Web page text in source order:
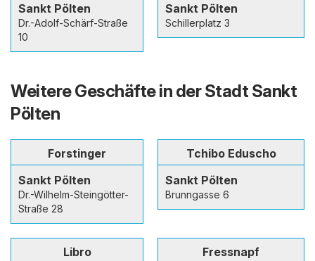
Sankt Pölten
Dr.-Adolf-Schärf-Straße
10
Sankt Pölten
Schillerplatz 3
Weitere Geschäfte in der Stadt Sankt
Pölten
Forstinger
Sankt Pölten
Dr.-Wilhelm-Steingötter-
Straße 28
Tchibo Eduscho
Sankt Pölten
Brunngasse 6
Libro
Fressnapf